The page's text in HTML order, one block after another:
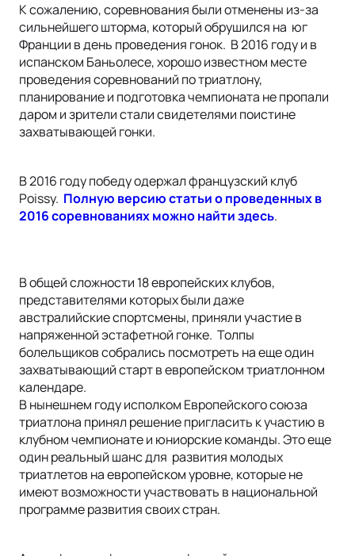
К сожалению, соревнования были отменены из-за
сильнейшего шторма, который обрушился на юг
Франции в день проведения гонок. В 2016 году и в
испанском Баньолесе, хорошо известном месте
проведения соревнований по триатлону,
планирование и подготовка чемпионата не пропали
даром и зрители стали свидетелями поистине
захватывающей гонки.
В 2016 году победу одержал французский клуб
Poissy. Полную версию статьи о проведенных в
2016 соревнованиях можно найти здесь.
В общей сложности 18 европейских клубов,
представителями которых были даже
австралийские спортсмены, приняли участие в
напряженной эстафетной гонке. Толпы
болельщиков собрались посмотреть на еще один
захватывающий старт в европейском триатлонном
календаре.
В нынешнем году исполком Европейского союза
триатлона принял решение пригласить к участию в
клубном чемпионате и юниорские команды. Это еще
один реальный шанс для развития молодых
триатлетов на европейском уровне, которые не
имеют возможности участвовать в национальной
программе развития своих стран.